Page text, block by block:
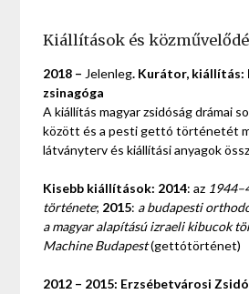
Kiállítások és
2018 – Jelenleg. Kurátor, kiállítás:
zsinagóga
A kiállítás magyar zsidóság drámai
között és a pesti gettó történetét
látványterv és kiállítási anyagok
Kisebb kiállítások: 2014: az
története; 2015: a budapesti
a magyar alapítású izraeli kibucok
Machine Budapest(gettótörténet)
2012 – 2015: Erzsébetvárosi